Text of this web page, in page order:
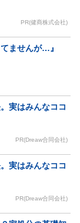
PR(健商株式会社)
ませんが…』
実はみんなココ
PR(Dreaw合同会社)
実はみんなココ
PR(Dreaw合同会社)